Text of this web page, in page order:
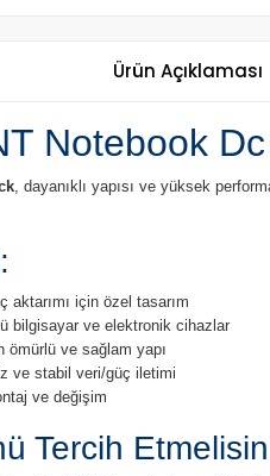
Ürün Açıklaması
Notebook Dc
, dayanıklı yapısı ve yüksek
aktarımı için özel tasarım
bilgisayar ve elektronik cihazlar
ömürlü ve sağlam yapı
ve stabil veri/güç iletimi
ve değişim
Tercih